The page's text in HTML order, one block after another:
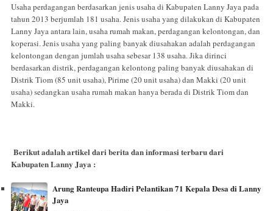
Usaha perdagangan berdasarkan jenis usaha di Kabupaten Lanny Jaya pada
tahun 2013 berjumlah 181 usaha. Jenis usaha yang dilakukan di Kabupaten
Lanny Jaya antara lain, usaha rumah makan, perdagangan kelontongan, dan
koperasi. Jenis usaha yang paling banyak diusahakan adalah perdagangan
kelontongan dengan jumlah usaha sebesar 138 usaha. Jika dirinci
berdasarkan distrik, perdagangan kelontong paling banyak diusahakan di
Distrik Tiom (85 unit usaha), Pirime (20 unit usaha) dan Makki (20 unit
usaha) sedangkan usaha rumah makan hanya berada di Distrik Tiom dan
Makki.
Berikut adalah artikel dari berita dan informasi terbaru dari
Kabupaten Lanny Jaya :
Arung Ranteupa Hadiri Pelantikan 71 Kepala Desa di Lanny
Jaya